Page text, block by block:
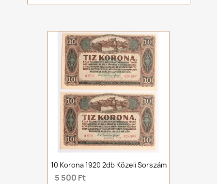
10 Korona 1920 2db Közeli Sorszám
5 500 Ft